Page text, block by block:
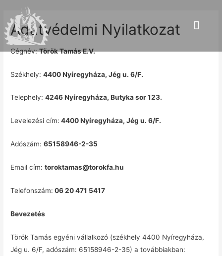
Adatvédelmi Nyilatkozat
Cégnév:Török Tamás E.V.
Székhely:4400 Nyíregyháza, Jég u. 6/F.
Telephely:4246 Nyíregyháza, Butyka sor 123.
Levelezési cím: 4400 Nyíregyháza, Jég u. 6/F.
Adószám:65158946-2-35
Email cím:toroktamas@torokfa.hu
Telefonszám: 06 20 471 5417
Bevezetés
Török Tamás egyéni vállalkozó (székhely 4400 Nyíregyháza,
Jég u. 6/F, adószám: 65158946-2-35) a továbbiakban: